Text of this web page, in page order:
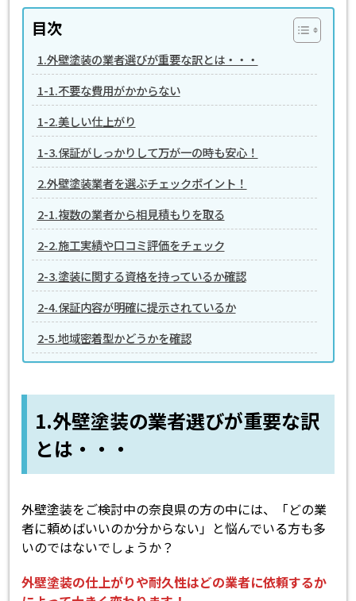
目次
1.外壁塗装の業者選びが重要な訳とは・・・
1-1.不要な費用がかからない
1-2.美しい仕上がり
1-3.保証がしっかりして万が一の時も安心！
2.外壁塗装業者を選ぶチェックポイント！
2-1.複数の業者から相見積もりを取る
2-2.施工実績や口コミ評価をチェック
2-3.塗装に関する資格を持っているか確認
2-4.保証内容が明確に提示されているか
2-5.地域密着型かどうかを確認
1.外壁塗装の業者選びが重要な訳
とは・・・
外壁塗装をご検討中の奈良県の方の中には、「どの業
者に頼めばいいのか分からない」と悩んでいる方も多
いのではないでしょうか？
外壁塗装の仕上がりや耐久性はどの業者に依頼するか